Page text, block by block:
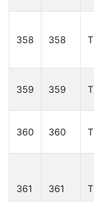
358 358
359 359
360 360
361 361